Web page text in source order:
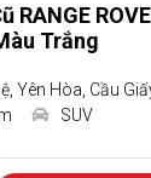
RANGE
Trắng
Yên Hòa, Cầu
SUV